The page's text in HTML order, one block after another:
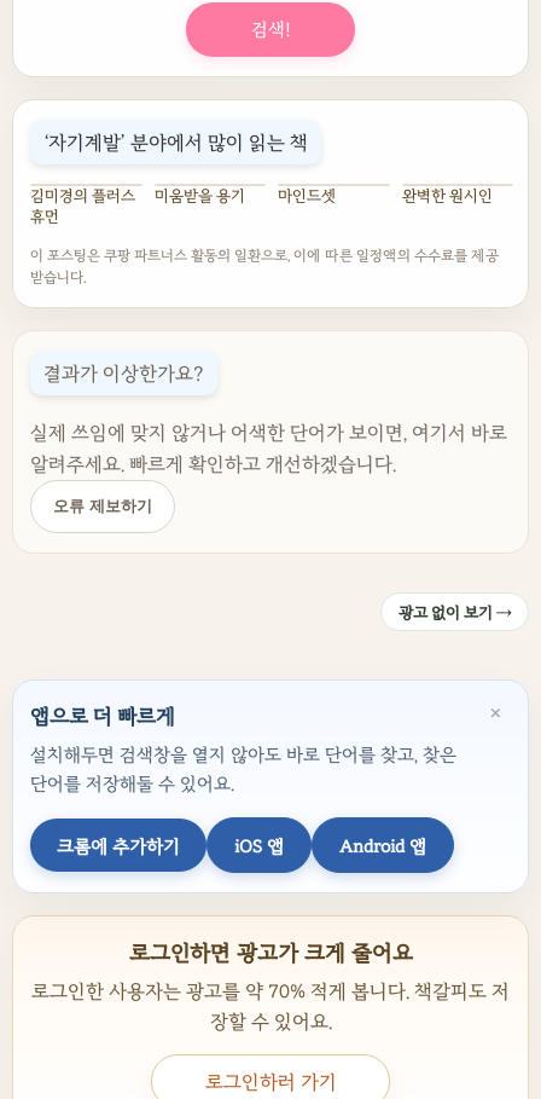
검색!
‘자기계발’ 분야에서 많이 읽는 책
김미경의 플러스
휴먼
미움받을 용기 마인드셋 완벽한 원시인
이 포스팅은 쿠팡 파트너스 활동의 일환으로, 이에 따른 일정액의 수수료를 제공
받습니다.
결과가 이상한가요?
실제 쓰임에 맞지 않거나 어색한 단어가 보이면, 여기서 바로
알려주세요. 빠르게 확인하고 개선하겠습니다.
오류 제보하기
광고 없이 보기 →
×
앱으로 더 빠르게
설치해두면 검색창을 열지 않아도 바로 단어를 찾고, 찾은
단어를 저장해둘 수 있어요.
크롬에 추가하기 iOS 앱 Android 앱
로그인하면 광고가 크게 줄어요
로그인한 사용자는 광고를 약 70% 적게 봅니다. 책갈피도 저
장할 수 있어요.
로그인하러 가기